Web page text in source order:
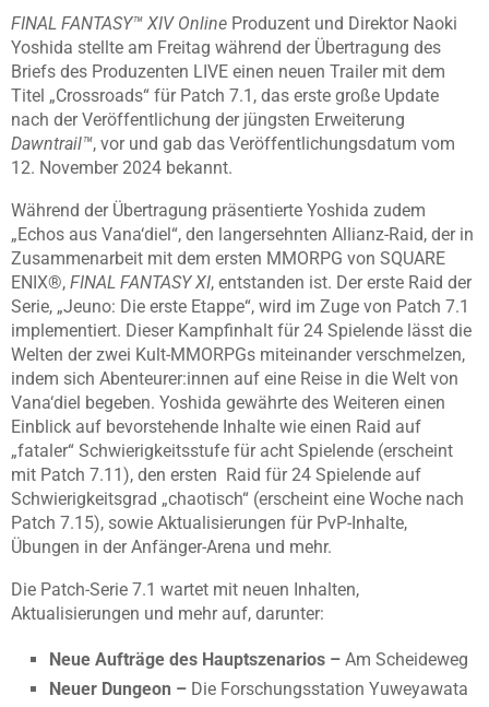
FINAL FANTASY™ XIV Online Produzent und Direktor Naoki
Yoshida stellte am Freitag während der Übertragung des
Briefs des Produzenten LIVE einen neuen Trailer mit dem
Titel „Crossroads“ für Patch 7.1, das erste große Update
nach der Veröffentlichung der jüngsten Erweiterung
Dawntrail™, vor und gab das Veröffentlichungsdatum vom
12. November 2024 bekannt.
Während der Übertragung präsentierte Yoshida zudem
„Echos aus Vana‘diel“, den langersehnten Allianz-Raid, der in
Zusammenarbeit mit dem ersten MMORPG von SQUARE
ENIX®, FINAL FANTASY XI, entstanden ist. Der erste Raid der
Serie, „Jeuno: Die erste Etappe“, wird im Zuge von Patch 7.1
implementiert. Dieser Kampfinhalt für 24 Spielende lässt die
Welten der zwei Kult-MMORPGs miteinander verschmelzen,
indem sich Abenteurer:innen auf eine Reise in die Welt von
Vana‘diel begeben. Yoshida gewährte des Weiteren einen
Einblick auf bevorstehende Inhalte wie einen Raid auf
„fataler“ Schwierigkeitsstufe für acht Spielende (erscheint
mit Patch 7.11), den ersten Raid für 24 Spielende auf
Schwierigkeitsgrad „chaotisch“ (erscheint eine Woche nach
Patch 7.15), sowie Aktualisierungen für PvP-Inhalte,
Übungen in der Anfänger-Arena und mehr.
Die Patch-Serie 7.1 wartet mit neuen Inhalten,
Aktualisierungen und mehr auf, darunter:
Neue Aufträge des Hauptszenarios – Am Scheideweg
Neuer Dungeon – Die Forschungsstation Yuweyawata